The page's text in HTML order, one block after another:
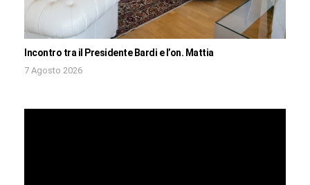
Incontro tra il Presidente Bardi e l’on. Mattia
7 Agosto 2026